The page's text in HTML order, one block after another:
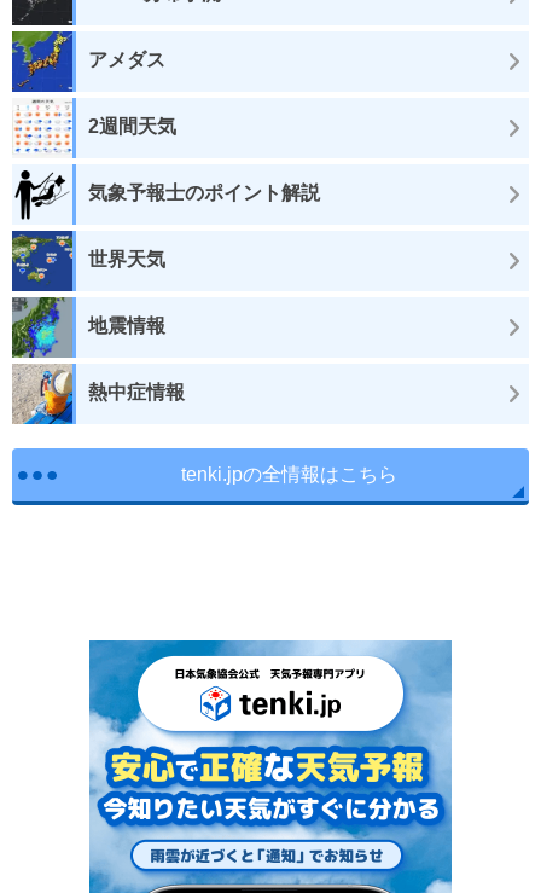
アメダス
2週間天気
気象予報士のポイント解説
世界天気
地震情報
熱中症情報
tenki.jpの全情報はこちら